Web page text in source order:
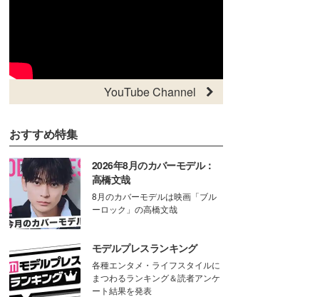
YouTube Channel
おすすめ特集
2026年8月のカバーモデル：
高橋文哉
8月のカバーモデルは映画「ブル
ーロック」の高橋文哉
モデルプレスランキング
各種エンタメ・ライフスタイルに
まつわるランキング＆読者アンケ
ート結果を発表